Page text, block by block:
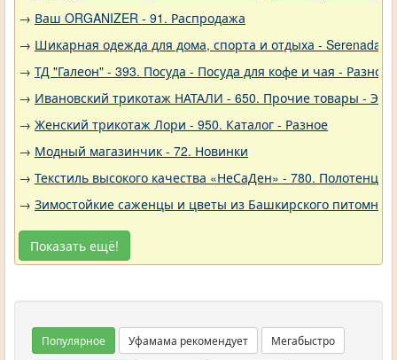
→ Ваш ORGANIZER - 91. Распродажа
→ Шикарная одежда для дома, спорта и отдыха - Serenada -
→ ТД "Галеон" - 393. Посуда - Посуда для кофе и чая - Разное
→ Ивановский трикотаж НАТАЛИ - 650. Прочие товары -
→ Женский трикотаж Лори - 950. Каталог - Разное
→ Модный магазинчик - 72. Новинки
→ Текстиль высокого качества «НеСаДен» - 780.
→ Зимостойкие саженцы и цветы из Башкирского
Показать ещё!
Популярное Уфамама рекомендует Мегабыстро